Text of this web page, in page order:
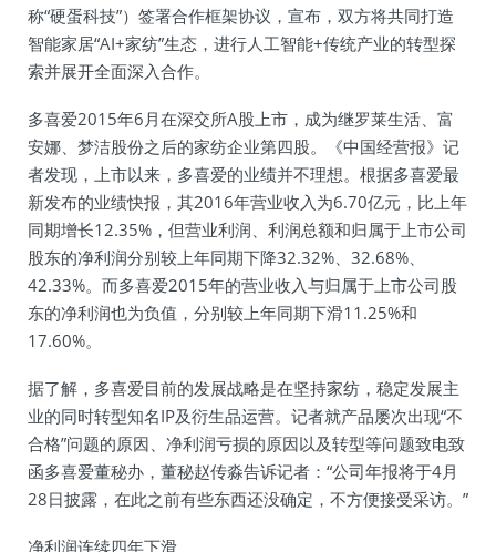
称“硬蛋科技”）签署合作框架协议，宣布，双方将共同打造
智能家居“AI+家纺”生态，进行人工智能+传统产业的转型探
索并展开全面深入合作。
多喜爱2015年6月在深交所A股上市，成为继罗莱生活、富
安娜、梦洁股份之后的家纺企业第四股。《中国经营报》记
者发现，上市以来，多喜爱的业绩并不理想。根据多喜爱最
新发布的业绩快报，其2016年营业收入为6.70亿元，比上年
同期增长12.35%，但营业利润、利润总额和归属于上市公司
股东的净利润分别较上年同期下降32.32%、32.68%、
42.33%。而多喜爱2015年的营业收入与归属于上市公司股
东的净利润也为负值，分别较上年同期下滑11.25%和
17.60%。
据了解，多喜爱目前的发展战略是在坚持家纺，稳定发展主
业的同时转型知名IP及衍生品运营。记者就产品屡次出现“不
合格”问题的原因、净利润亏损的原因以及转型等问题致电致
函多喜爱董秘办，董秘赵传淼告诉记者：“公司年报将于4月
28日披露，在此之前有些东西还没确定，不方便接受采访。”
净利润连续四年下滑